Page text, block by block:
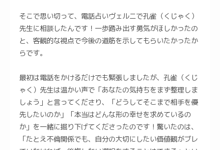
そこで思い切って、電話占いヴェルニで孔雀（くじゃく）
先生に相談したんです！一歩踏み出す勇気がほしかったの
と、客観的な視点で今後の道筋を示してもらいたかったか
らです。
最初は電話をかけるだけでも緊張しましたが、孔雀（くじ
ゃく）先生は温かい声で「あなたの気持ちをまず整理しま
しょう」と言ってくださり、「どうしてそこまで相手を優
先したいのか」「本当はどんな形の幸せを求めているの
か」を一緒に掘り下げてくださったのです！驚いたのは、
「たとえ不倫関係でも、自分の大切にしたい価値観がブレ